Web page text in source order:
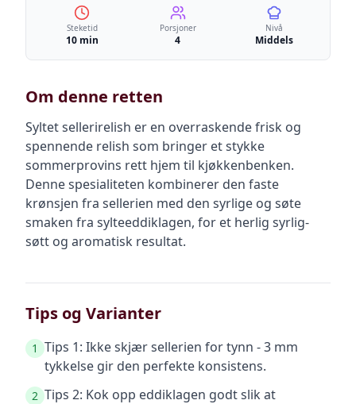
Steketid
10 min
Porsjoner
4
Nivå
Middels
Om denne retten
Syltet sellerirelish er en overraskende frisk og
spennende relish som bringer et stykke
sommerprovins rett hjem til kjøkkenbenken.
Denne spesialiteten kombinerer den faste
krønsjen fra sellerien med den syrlige og søte
smaken fra sylteeddiklagen, for et herlig syrlig-
søtt og aromatisk resultat.
Tips og Varianter
1 Tips 1: Ikke skjær sellerien for tynn - 3 mm
tykkelse gir den perfekte konsistens.
2 Tips 2: Kok opp eddiklagen godt slik at